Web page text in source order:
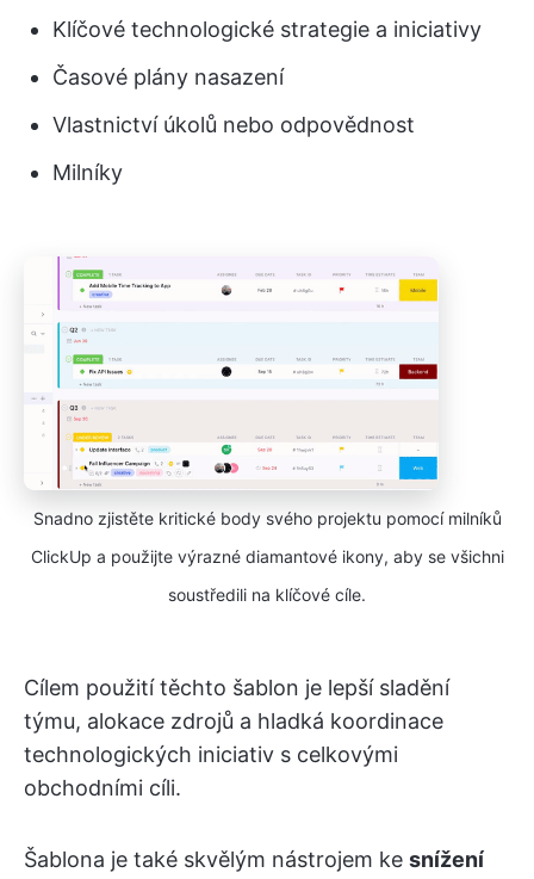
Klíčové technologické strategie a iniciativy
Časové plány nasazení
Vlastnictví úkolů nebo odpovědnost
Milníky
Snadno zjistěte kritické body svého projektu pomocí milníků
ClickUp a použijte výrazné diamantové ikony, aby se všichni
soustředili na klíčové cíle.
Cílem použití těchto šablon je lepší sladění
týmu, alokace zdrojů a hladká koordinace
technologických iniciativ s celkovými
obchodními cíli.
Šablona je také skvělým nástrojem ke snížení